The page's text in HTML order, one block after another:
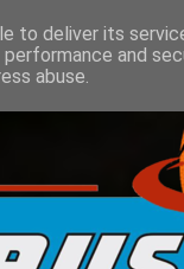
to deliver its
and
abuse.